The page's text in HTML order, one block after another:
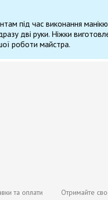
під час виконання
дві руки. Ніжки
роботи майстра.
та оплати Отримайте